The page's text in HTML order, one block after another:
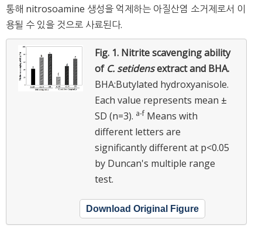
통해 nitrosoamine 생성을 억제하는 아질산염 소거제로서 이
용될 수 있을 것으로 사료된다.
Fig. 1. Nitrite scavenging ability
of C. setidensextract and BHA.
BHA:Butylated hydroxyanisole.
Each value represents mean ±
SD (n=3). a-f Means with
different letters are
significantly different at p<0.05
by Duncan's multiple range
test.
Download Original Figure